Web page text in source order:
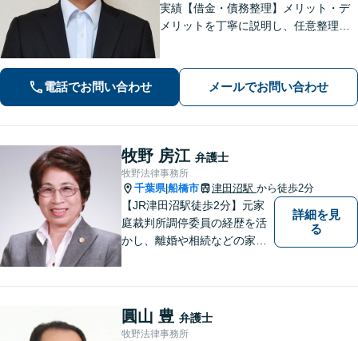
実績【借金・債務整理】メリット・デ
メリットを丁寧に説明し、任意整理・
以内に回答、電話は弁護士直通です
【休日・夜間面談は事前予約】
電話でお問い合わせ メールでお問い合わせ
牧野 房江 弁護士
牧野法律事務所
千葉県|船橋市 津田沼駅 から徒歩2分
【JR津田沼駅徒歩2分】元家
庭裁判所調停委員の経歴を活
かし、離婚や相続などの家事
詳細を見
る
圓山 豊 弁護士
牧野法律事務所